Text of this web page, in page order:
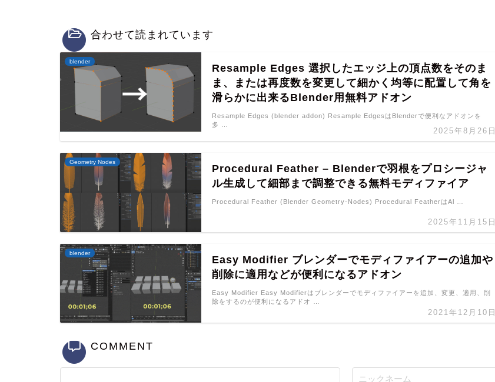
合わせて読まれています
blender
Resample Edges 選択したエッジ上の頂点数をそのま
ま、または再度数を変更して細かく均等に配置して角を
滑らかに出来るBlender用無料アドオン
2025年8月26日
Resample Edges (blender addon) Resample EdgesはBlenderで便利なアドオンを
多 …
Geometry Nodes
Procedural Feather – Blenderで羽根をプロシージャ
ル生成して細部まで調整できる無料モディファイア
2025年11月15日
Procedural Feather (Blender Geometry-Nodes) Procedural FeatherはAl …
blender
Easy Modifier ブレンダーでモディファイアーの追加や
削除に適用などが便利になるアドオン
2021年12月10日
Easy Modifier Easy Modifierはブレンダーでモディファイアーを追加、変更、適用、削
除をするのが便利になるアドオ …
COMMENT